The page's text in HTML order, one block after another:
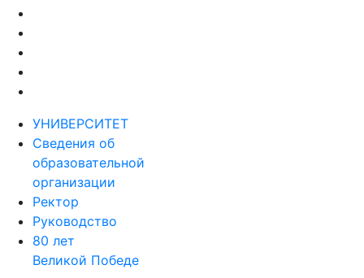
УНИВЕРСИТЕТ
Сведения об
образовательной
организации
Ректор
Руководство
80 лет
Великой Победе